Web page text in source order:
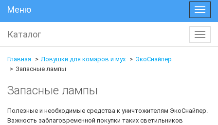
Меню
Меню
Каталог
Главная Ловушки для комаров и мух
ЭкоСнайпер
Запасные лампы
Запасные лампы
Полезные и необходимые средства к уничтожителям ЭкоСнайпер.
Важность заблаговременной покупки таких светильников